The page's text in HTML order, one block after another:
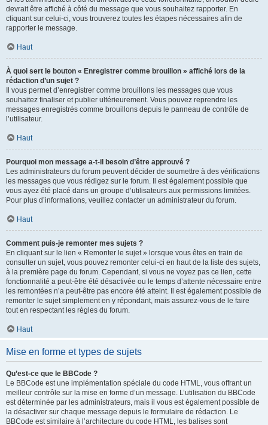
devrait être affiché à côté du message que vous souhaitez rapporter. En
cliquant sur celui-ci, vous trouverez toutes les étapes nécessaires afin de
rapporter le message.
Haut
À quoi sert le bouton « Enregistrer comme brouillon » affiché lors de la
rédaction d’un sujet ?
Il vous permet d’enregistrer comme brouillons les messages que vous
souhaitez finaliser et publier ultérieurement. Vous pouvez reprendre les
messages enregistrés comme brouillons depuis le panneau de contrôle de
l’utilisateur.
Haut
Pourquoi mon message a-t-il besoin d’être approuvé ?
Les administrateurs du forum peuvent décider de soumettre à des vérifications
les messages que vous rédigez sur le forum. Il est également possible que
vous ayez été placé dans un groupe d’utilisateurs aux permissions limitées.
Pour plus d’informations, veuillez contacter un administrateur du forum.
Haut
Comment puis-je remonter mes sujets ?
En cliquant sur le lien « Remonter le sujet » lorsque vous êtes en train de
consulter un sujet, vous pouvez remonter celui-ci en haut de la liste des sujets,
à la première page du forum. Cependant, si vous ne voyez pas ce lien, cette
fonctionnalité a peut-être été désactivée ou le temps d’attente nécessaire entre
les remontées n’a peut-être pas encore été atteint. Il est également possible de
remonter le sujet simplement en y répondant, mais assurez-vous de le faire
tout en respectant les règles du forum.
Haut
Mise en forme et types de sujets
Qu’est-ce que le BBCode ?
Le BBCode est une implémentation spéciale du code HTML, vous offrant un
meilleur contrôle sur la mise en forme d’un message. L’utilisation du BBCode
est déterminée par les administrateurs, mais il vous est également possible de
la désactiver sur chaque message depuis le formulaire de rédaction. Le
BBCode est similaire à l’architecture du code HTML, les balises sont